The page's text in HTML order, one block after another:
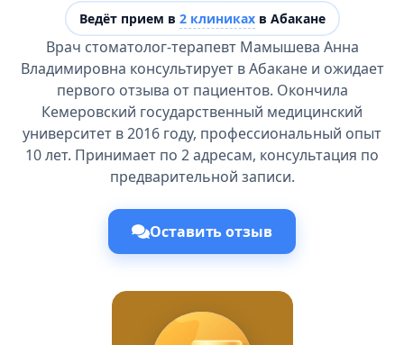
Ведёт прием в 2 клиникахв Абакане
Врач стоматолог-терапевт Мамышева Анна
Владимировна консультирует в Абакане и ожидает
первого отзыва от пациентов. Окончила
Кемеровский государственный медицинский
университет в 2016 году, профессиональный опыт
10 лет. Принимает по 2 адресам, консультация по
предварительной записи.
Оставить отзыв